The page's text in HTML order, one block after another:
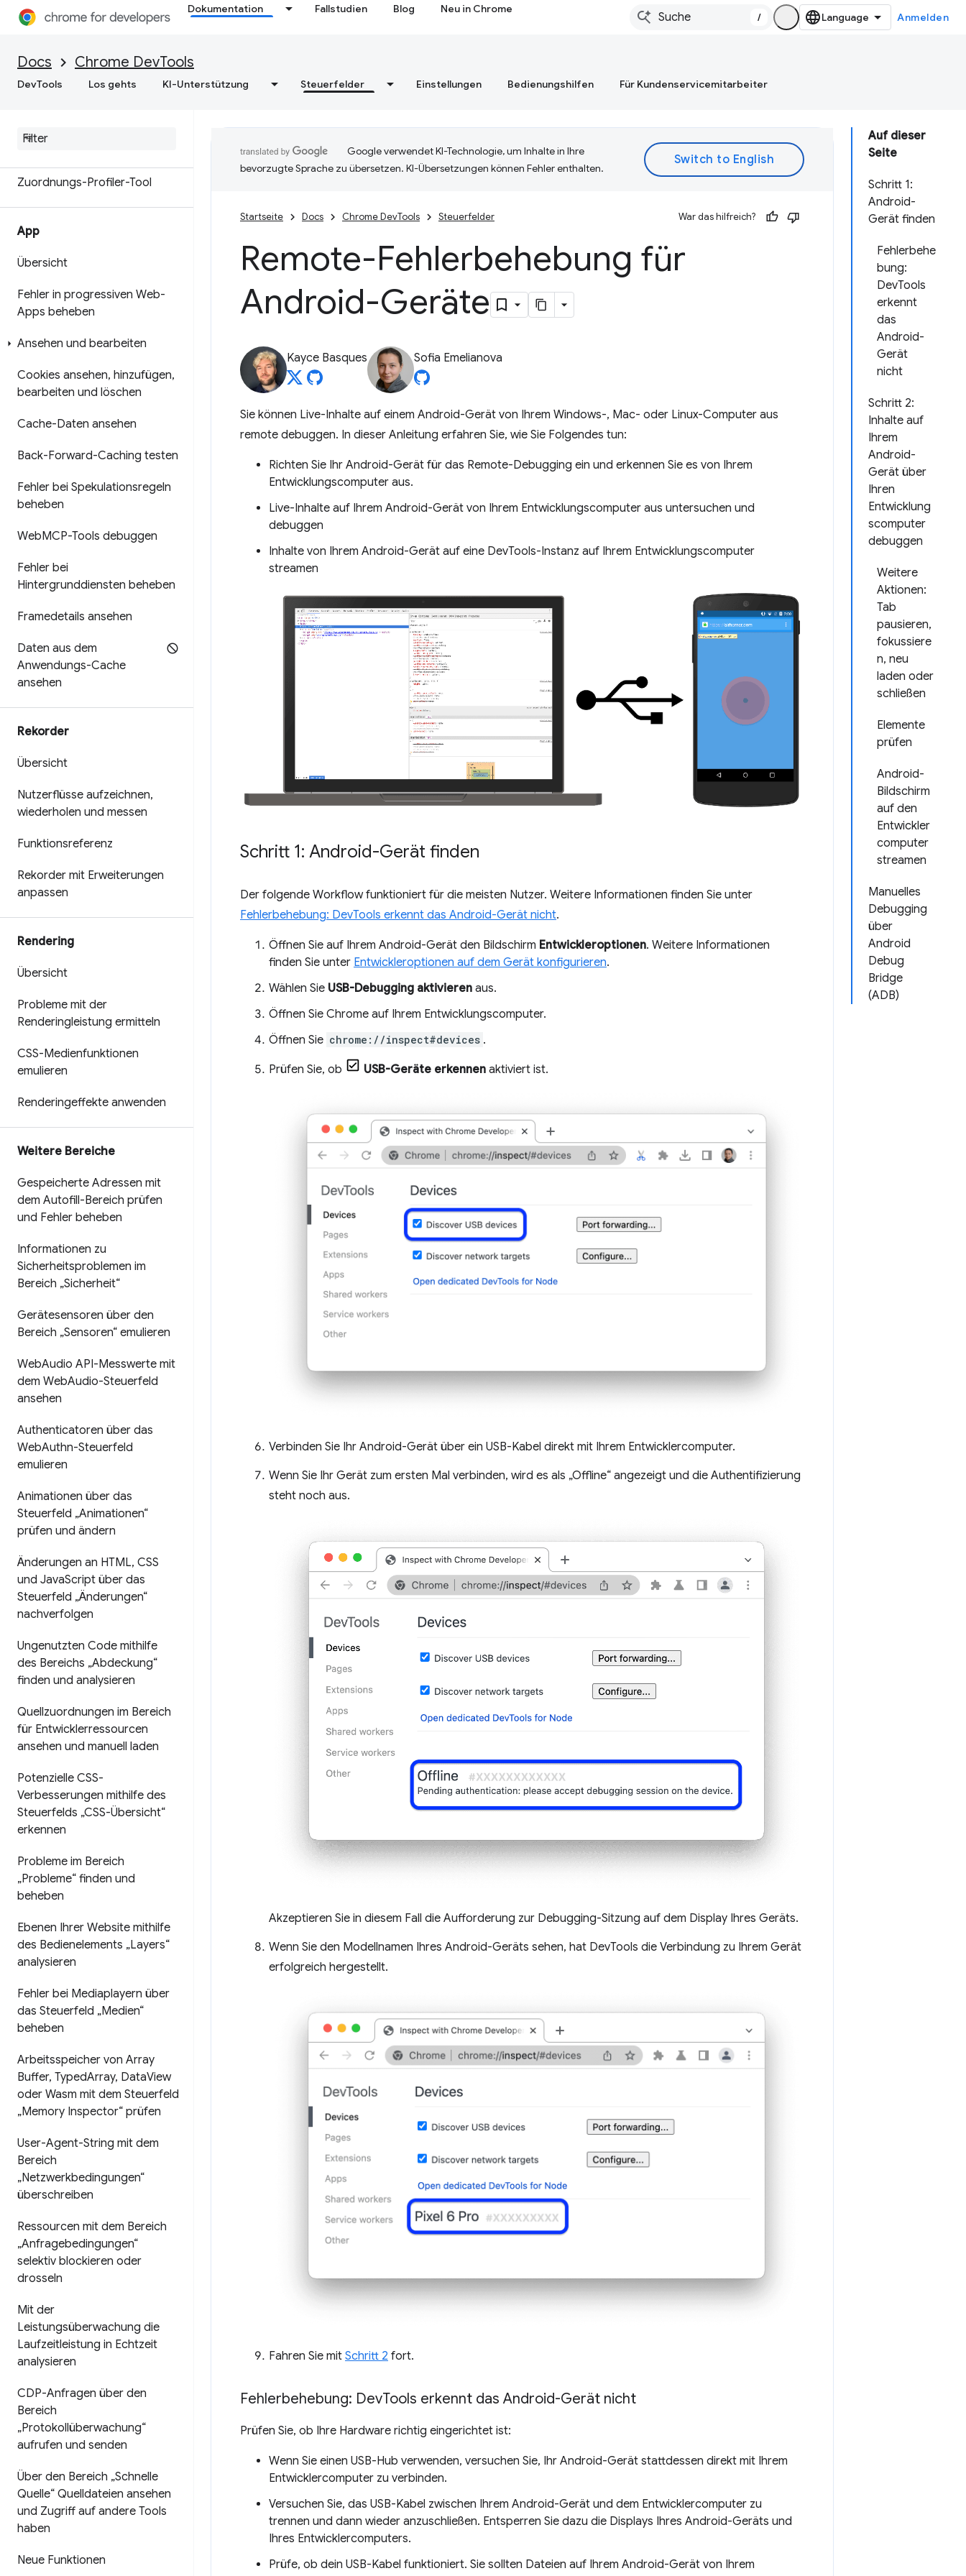
Dokumentation Fallstudien Blog Neu in Chrome
/ Anmelden
Docs Chrome DevTools
DevTools Los gehts KI-Unterstützung Steuerfelder Einstellungen Bedienungshilfen Für Kundenservicemitarbeiter
Arbeitsspeicher
Übersicht
Speicherterminologie
Zuordnungs-Profiler-Tool
App
Übersicht
Fehler in progressiven Web-
Apps beheben
Ansehen und bearbeiten
Cookies ansehen, hinzufügen,
bearbeiten und löschen
Cache-Daten ansehen
Back-Forward-Caching testen
Fehler bei Spekulationsregeln
beheben
WebMCP-Tools debuggen
Fehler bei
Hintergrunddiensten beheben
Framedetails ansehen
Daten aus dem
Anwendungs-Cache
ansehen
Rekorder
Übersicht
Nutzerflüsse aufzeichnen,
wiederholen und messen
Funktionsreferenz
Rekorder mit Erweiterungen
anpassen
Rendering
Übersicht
Probleme mit der
Renderingleistung ermitteln
CSS-Medienfunktionen
emulieren
Renderingeffekte anwenden
Weitere Bereiche
Gespeicherte Adressen mit
dem Autofill-Bereich prüfen
und Fehler beheben
Informationen zu
Sicherheitsproblemen im
Bereich „Sicherheit“
Gerätesensoren über den
Bereich „Sensoren“ emulieren
WebAudio API-Messwerte mit
dem WebAudio-Steuerfeld
ansehen
Authenticatoren über das
WebAuthn-Steuerfeld
emulieren
Animationen über das
Steuerfeld „Animationen“
prüfen und ändern
Änderungen an HTML, CSS
und JavaScript über das
Steuerfeld „Änderungen“
nachverfolgen
Ungenutzten Code mithilfe
des Bereichs „Abdeckung“
finden und analysieren
Quellzuordnungen im Bereich
für Entwicklerressourcen
ansehen und manuell laden
Potenzielle CSS-
Verbesserungen mithilfe des
Steuerfelds „CSS-Übersicht“
erkennen
Probleme im Bereich
„Probleme“ finden und
beheben
Ebenen Ihrer Website mithilfe
des Bedienelements „Layers“
analysieren
Fehler bei Mediaplayern über
das Steuerfeld „Medien“
beheben
Arbeitsspeicher von Array
Buffer, TypedArray, DataView
oder Wasm mit dem Steuerfeld
„Memory Inspector“ prüfen
User-Agent-String mit dem
Bereich
„Netzwerkbedingungen“
überschreiben
Ressourcen mit dem Bereich
„Anfragebedingungen“
selektiv blockieren oder
drosseln
Mit der
Leistungsüberwachung die
Laufzeitleistung in Echtzeit
analysieren
CDP-Anfragen über den
Bereich
„Protokollüberwachung“
aufrufen und senden
Über den Bereich „Schnelle
Quelle“ Quelldateien ansehen
und Zugriff auf andere Tools
haben
Neue Funktionen
Auf dieser
Seite
Schritt 1:
Android-
Gerät finden
Fehlerbehe
bung:
DevTools
erkennt
das
Android-
Gerät
nicht
Schritt 2:
Inhalte auf
Ihrem
Android-
Gerät über
Ihren
Entwicklung
scomputer
debuggen
Weitere
Aktionen:
Tab
pausieren,
fokussiere
n, neu
laden oder
schließen
Elemente
prüfen
Android-
Bildschirm
auf den
Entwickler
computer
streamen
Manuelles
Debugging
über
Android
Debug
Bridge
(ADB)
Google verwendet KI-Technologie, um Inhalte in Ihre
bevorzugte Sprache zu übersetzen. KI-Übersetzungen können Fehler enthalten.
Startseite Docs Chrome DevTools Steuerfelder War das hilfreich?
Remote-Fehlerbehebung für
Android-Geräte
Kayce Basques Sofia Emelianova
Sie können Live-Inhalte auf einem Android-Gerät von Ihrem Windows-, Mac- oder Linux-Computer aus
remote debuggen. In dieser Anleitung erfahren Sie, wie Sie Folgendes tun:
Richten Sie Ihr Android-Gerät für das Remote-Debugging ein und erkennen Sie es von Ihrem
Entwicklungscomputer aus.
Live-Inhalte auf Ihrem Android-Gerät von Ihrem Entwicklungscomputer aus untersuchen und
debuggen
Inhalte von Ihrem Android-Gerät auf eine DevTools-Instanz auf Ihrem Entwicklungscomputer
streamen
Schritt 1: Android-Gerät finden
Der folgende Workflow funktioniert für die meisten Nutzer. Weitere Informationen finden Sie unter
Fehlerbehebung: DevTools erkennt das Android-Gerät nicht.
Öffnen Sie auf Ihrem Android-Gerät den Bildschirm Entwickleroptionen. Weitere Informationen
finden Sie unter Entwickleroptionen auf dem Gerät konfigurieren.
Wählen Sie USB-Debugging aktivieren aus.
Öffnen Sie Chrome auf Ihrem Entwicklungscomputer.
Öffnen Sie chrome://inspect#devices .
Prüfen Sie, ob USB-Geräte erkennen aktiviert ist.
Verbinden Sie Ihr Android-Gerät über ein USB-Kabel direkt mit Ihrem Entwicklercomputer.
Wenn Sie Ihr Gerät zum ersten Mal verbinden, wird es als „Offline“ angezeigt und die Authentifizierung
steht noch aus.
Akzeptieren Sie in diesem Fall die Aufforderung zur Debugging-Sitzung auf dem Display Ihres Geräts.
Wenn Sie den Modellnamen Ihres Android-Geräts sehen, hat DevTools die Verbindung zu Ihrem Gerät
erfolgreich hergestellt.
Fahren Sie mit Schritt 2 fort.
Fehlerbehebung: DevTools erkennt das Android-Gerät nicht
Prüfen Sie, ob Ihre Hardware richtig eingerichtet ist:
Wenn Sie einen USB-Hub verwenden, versuchen Sie, Ihr Android-Gerät stattdessen direkt mit Ihrem
Entwicklercomputer zu verbinden.
Versuchen Sie, das USB-Kabel zwischen Ihrem Android-Gerät und dem Entwicklercomputer zu
trennen und dann wieder anzuschließen. Entsperren Sie dazu die Displays Ihres Android-Geräts und
Ihres Entwicklercomputers.
Prüfe, ob dein USB-Kabel funktioniert. Sie sollten Dateien auf Ihrem Android-Gerät von Ihrem